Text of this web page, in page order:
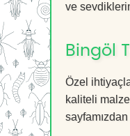
ve
Bingöl
Özel
kaliteli